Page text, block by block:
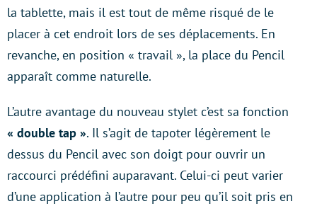
la tablette, mais il est tout de même risqué de le
placer à cet endroit lors de ses déplacements. En
revanche, en position « travail », la place du Pencil
apparaît comme naturelle.
L’autre avantage du nouveau stylet c’est sa fonction
« double tap ». Il s’agit de tapoter légèrement le
dessus du Pencil avec son doigt pour ouvrir un
raccourci prédéfini auparavant. Celui-ci peut varier
d’une application à l’autre pour peu qu’il soit pris en